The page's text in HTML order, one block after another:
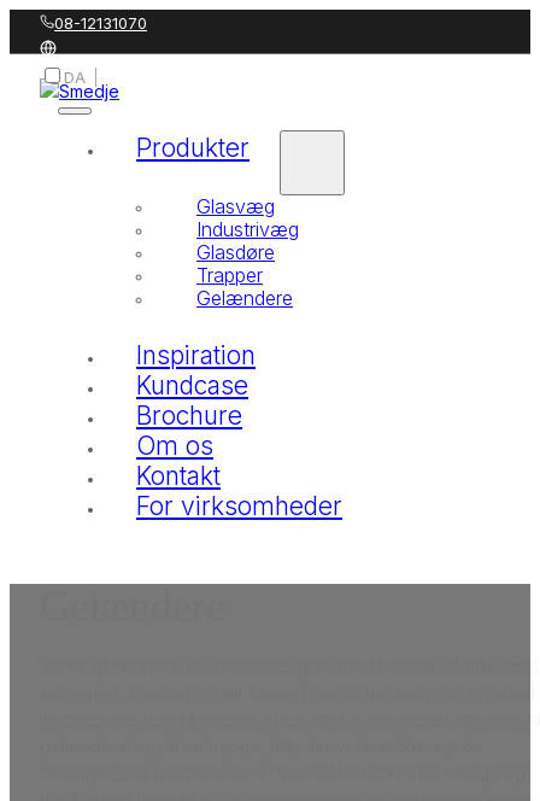
08-12131070
DA
SV
Produkter
Glasvæg
Industrivæg
Glasdøre
Trapper
Gelændere
Inspiration
Kundcase
Brochure
Om os
Kontakt
For virksomheder